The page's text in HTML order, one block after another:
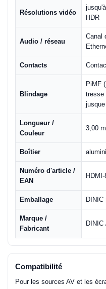
Résolutions vidéo
HDR
Audio / réseau
Canal
Contacts
Blindage
PiMF
tresse
Longueur /
Couleur
3,00
Boîtier
Numéro d'article /
EAN
Emballage DINIC
Marque /
Fabricant
DINIC
Compatibilité
Pour les sources AV et les